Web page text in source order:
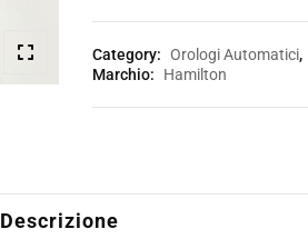
Category: Orologi Automatici,
Marchio:
Hamilton
Descrizione